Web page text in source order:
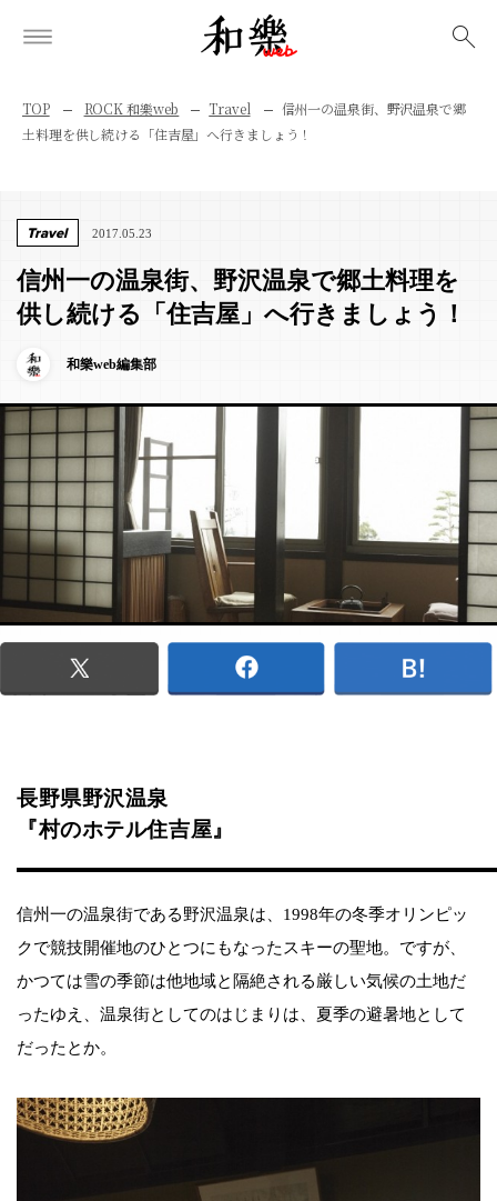
TOP ROCK 和樂web Travel
信州一の温泉街、野沢温泉で郷
土料理を供し続ける「住吉屋」へ行きましょう！
Travel 2017.05.23
信州一の温泉街、野沢温泉で郷土料理を
供し続ける「住吉屋」へ行きましょう！
和樂web編集部
長野県野沢温泉
『村のホテル住吉屋』
信州一の温泉街である野沢温泉は、1998年の冬季オリンピッ
クで競技開催地のひとつにもなったスキーの聖地。ですが、
かつては雪の季節は他地域と隔絶される厳しい気候の土地だ
ったゆえ、温泉街としてのはじまりは、夏季の避暑地として
だったとか。